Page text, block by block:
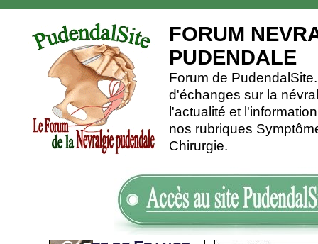
FORUM
PUDENDALE
Forum de
d'échanges sur la
l'actualité et
nos rubriques
Chirurgie.